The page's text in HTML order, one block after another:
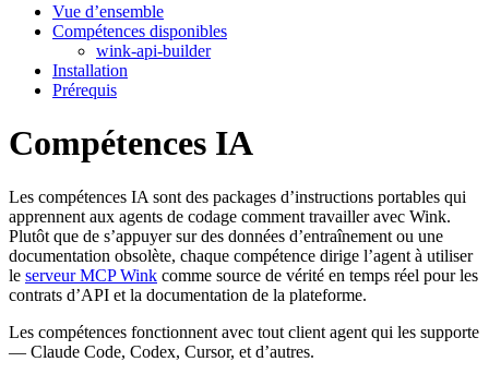
Vue d’ensemble
Compétences disponibles
wink-api-builder
Installation
Prérequis
Compétences IA
Les compétences IA sont des packages d’instructions portables qui
apprennent aux agents de codage comment travailler avec Wink.
Plutôt que de s’appuyer sur des données d’entraînement ou une
documentation obsolète, chaque compétence dirige l’agent à utiliser
le serveur MCP Wink comme source de vérité en temps réel pour les
contrats d’API et la documentation de la plateforme.
Les compétences fonctionnent avec tout client agent qui les supporte
— Claude Code, Codex, Cursor, et d’autres.